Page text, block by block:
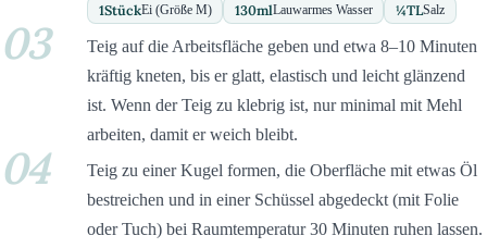
1StückEi (Größe M) 130mlLauwarmes Wasser ¼TLSalz
03
Teig auf die Arbeitsfläche geben und etwa 8–10 Minuten
kräftig kneten, bis er glatt, elastisch und leicht glänzend
ist. Wenn der Teig zu klebrig ist, nur minimal mit Mehl
arbeiten, damit er weich bleibt.
04
Teig zu einer Kugel formen, die Oberfläche mit etwas Öl
bestreichen und in einer Schüssel abgedeckt (mit Folie
oder Tuch) bei Raumtemperatur 30 Minuten ruhen lassen.